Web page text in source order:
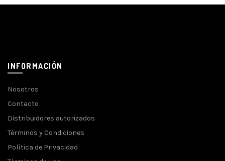
INFORMACIÓN
Nosotros
Contacto
Distribuidores autorizados
Términos y Condiciones
Política de Privacidad